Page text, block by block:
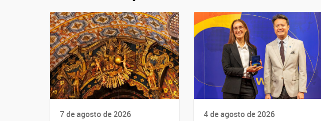
7 de agosto de 2026 4 de agosto de 2026